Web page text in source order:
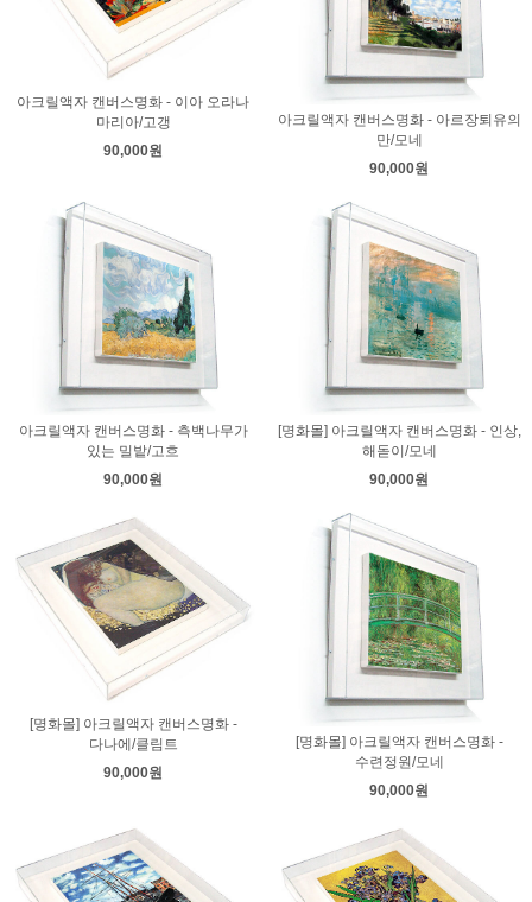
아크릴액자 캔버스명화 - 이아 오라나
마리아/고갱
90,000원
아크릴액자 캔버스명화 - 아르장퇴유의
만/모네
90,000원
아크릴액자 캔버스명화 - 측백나무가
있는 밀밭/고흐
90,000원
[명화몰] 아크릴액자 캔버스명화 - 인상,
해돋이/모네
90,000원
[명화몰] 아크릴액자 캔버스명화 -
다나에/클림트
90,000원
[명화몰] 아크릴액자 캔버스명화 -
수련정원/모네
90,000원